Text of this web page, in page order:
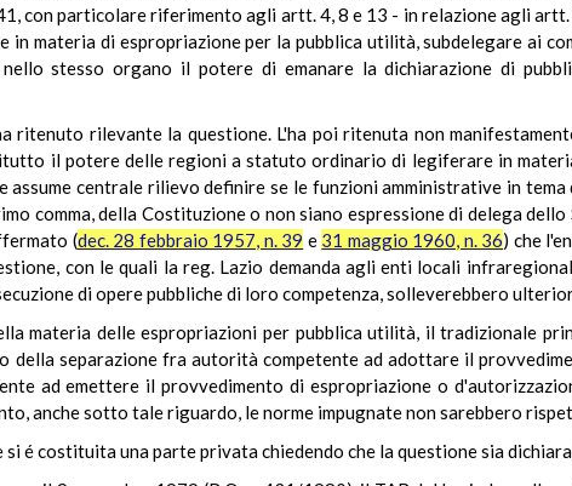
con particolare riferimento agli artt. 4, 8 e 13 - in relazione agli
in materia di espropriazione per la pubblica utilità, subdelegare ai
stesso organo il potere di emanare la dichiarazione di
ritenuto rilevante la questione. L'ha poi ritenuta non
il potere delle regioni a statuto ordinario di legiferare in
assume centrale rilievo definire se le funzioni amministrative in
comma, della Costituzione o non siano espressione di delega
(dec. 28 febbraio 1957, n. 39 e 31 maggio 1960, n. 36) che
con le quali la reg. Lazio demanda agli enti locali
di opere pubbliche di loro competenza, solleverebbero
materia delle espropriazioni per pubblica utilità, il tradizionale
della separazione fra autorità competente ad adottare il
ad emettere il provvedimento di espropriazione o
anche sotto tale riguardo, le norme impugnate non sarebbero
é costituita una parte privata chiedendo che la questione sia